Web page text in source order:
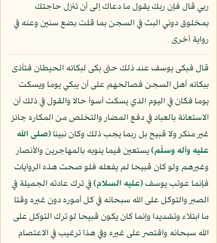
ربي قال فإن ربك يقول ما دعاك إلى أن تنزل حاجتك
بمخلوق دوني البث في السجن بما قلت بضع سنين وعنه في
رواية أخرى
قال فبكى يوسف عند ذلك حتى بكى لبكائه الحيطان فتأذى
ببكائه أهل السجن فصالحهم على أن يبكي يوما ويسكت
يوما فكان في اليوم الذي يسكت أسوأ حالا والقول في ذلك أن
الاستعانة بالعباد في دفع المضار والتخلص من المكاره جائز
غير منكر ولا قبيح بل ربما يجب ذلك وكان نبينا(صلى الله
عليه وآله وسلّم)يستعين فيما ينوبه بالمهاجرين والأنصار
وغيرهم ولو كان قبيحا لم يفعله فلو صحت هذه الروايات
فإنما عوتب يوسف(عليه السلام)في ترك عادته الجميلة في
الصبر والتوكل على الله سبحانه في كل أموره دون غيره وقتا
ما ابتلاء وتشديدا وإنما كان يكون قبيحا لو ترك التوكل على
الله سبحانه واقتصر على غيره وفي هذا ترغيب في الاعتصام